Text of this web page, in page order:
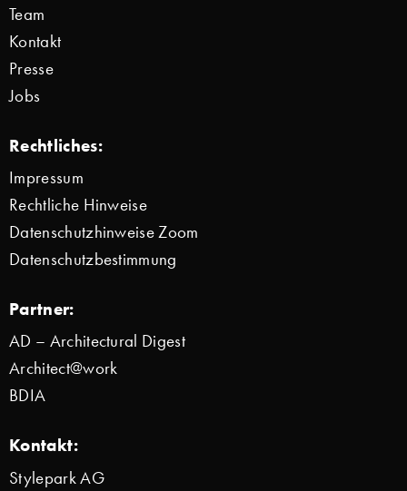
Team
Kontakt
Presse
Jobs
Rechtliches:
Impressum
Rechtliche Hinweise
Datenschutzhinweise Zoom
Datenschutzbestimmung
Partner:
AD – Architectural Digest
Architect@work
BDIA
Kontakt:
Stylepark AG